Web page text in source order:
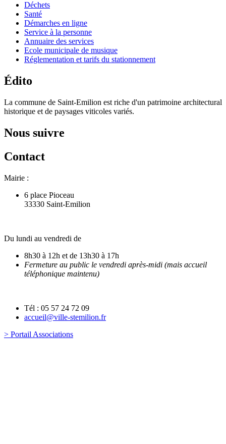
Déchets
Santé
Démarches en ligne
Service à la personne
Annuaire des services
Ecole municipale de musique
Réglementation et tarifs du stationnement
Édito
La commune de Saint-Emilion est riche d'un patrimoine architectural
historique et de paysages viticoles variés.
Nous suivre
Contact
Mairie :
6 place Pioceau
33330 Saint-Emilion
Du lundi au vendredi de
8h30 à 12h et de 13h30 à 17h
Fermeture au public le vendredi après-midi (mais accueil
téléphonique maintenu)
Tél : 05 57 24 72 09
accueil@ville-stemilion.fr
> Portail Associations